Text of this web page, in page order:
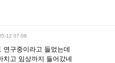
12 07:08
연구중이라고 들었는데
치고 임상까지 들어갔네